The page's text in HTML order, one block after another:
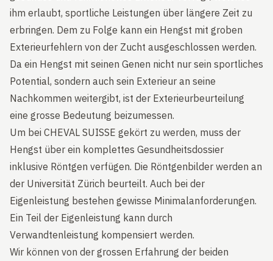
ihm erlaubt, sportliche Leistungen über längere Zeit zu
erbringen. Dem zu Folge kann ein Hengst mit groben
Exterieurfehlern von der Zucht ausgeschlossen werden.
Da ein Hengst mit seinen Genen nicht nur sein sportliches
Potential, sondern auch sein Exterieur an seine
Nachkommen weitergibt, ist der Exterieurbeurteilung
eine grosse Bedeutung beizumessen.
Um bei CHEVAL SUISSE gekört zu werden, muss der
Hengst über ein komplettes Gesundheitsdossier
inklusive Röntgen verfügen. Die Röntgenbilder werden an
der Universität Zürich beurteilt. Auch bei der
Eigenleistung bestehen gewisse Minimalanforderungen.
Ein Teil der Eigenleistung kann durch
Verwandtenleistung kompensiert werden.
Wir können von der grossen Erfahrung der beiden